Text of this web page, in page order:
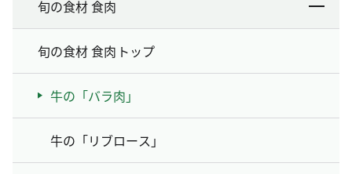
旬の食材 食肉
旬の食材 食肉トップ
牛の「バラ肉」
牛の「リブロース」